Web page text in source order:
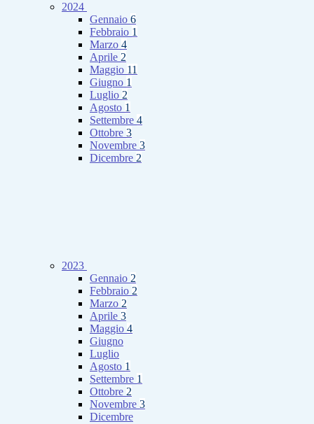
2024
Gennaio 6
Febbraio 1
Marzo 4
Aprile 2
Maggio 11
Giugno 1
Luglio 2
Agosto 1
Settembre 4
Ottobre 3
Novembre 3
Dicembre 2
2023
Gennaio 2
Febbraio 2
Marzo 2
Aprile 3
Maggio 4
Giugno
Luglio
Agosto 1
Settembre 1
Ottobre 2
Novembre 3
Dicembre